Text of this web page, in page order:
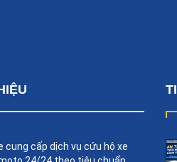
cung cấp dịch vụ cứu hộ xe